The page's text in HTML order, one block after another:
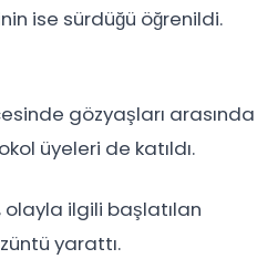
ise sürdüğü öğrenildi.
gözyaşları arasında
üyeleri de katıldı.
ilgili başlatılan
yarattı.